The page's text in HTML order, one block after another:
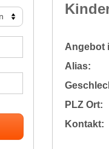
Angebot
Alias:
PLZ Ort:
Kontakt: